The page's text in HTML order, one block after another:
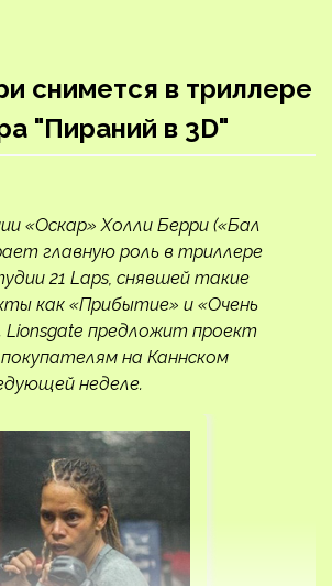
снимется в триллере
"Пираний в 3D"
«Оскар» Холли Берри («Бал
главную роль в триллере
21 Laps, снявшей такие
как «Прибытие» и «Очень
Lionsgate предложит проект
на Каннском
неделе.